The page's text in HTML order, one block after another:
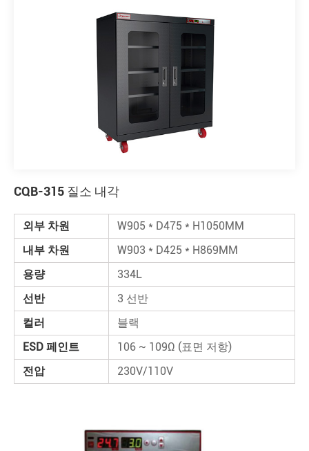
CQB-315 질소 내각
외부 차원
W905 * D475 * H1050MM
내부 차원
W903 * D425 * H869MM
용량
334L
선반
3 선반
컬러
블랙
ESD 페인트
106 ~ 109Ω (표면 저항)
전압
230V/110V